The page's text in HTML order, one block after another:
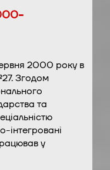
2000 року в
Згодом
та
інтегровані
у